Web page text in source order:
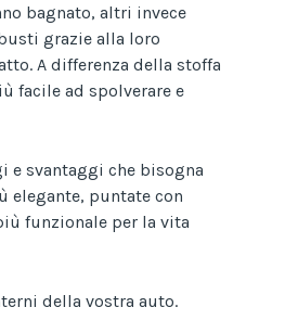
bagnato, altri invece
grazie alla loro
A differenza della stoffa
facile ad spolverare e
e svantaggi che bisogna
elegante, puntate con
funzionale per la vita
della vostra auto.